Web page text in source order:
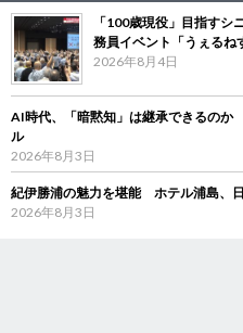
「100歳現役」目指す
務員イベント「うぇるね
2026年8月4日
AI時代、「暗黙知」は継承できるの
ル
2026年8月3日
紀伊勝浦の魅力を堪能 ホテル浦島、
2026年8月3日